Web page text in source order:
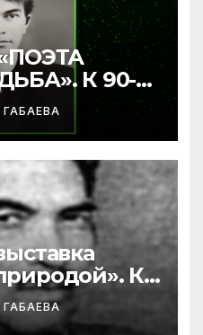
К 90-
Бабаева.
К
рождения